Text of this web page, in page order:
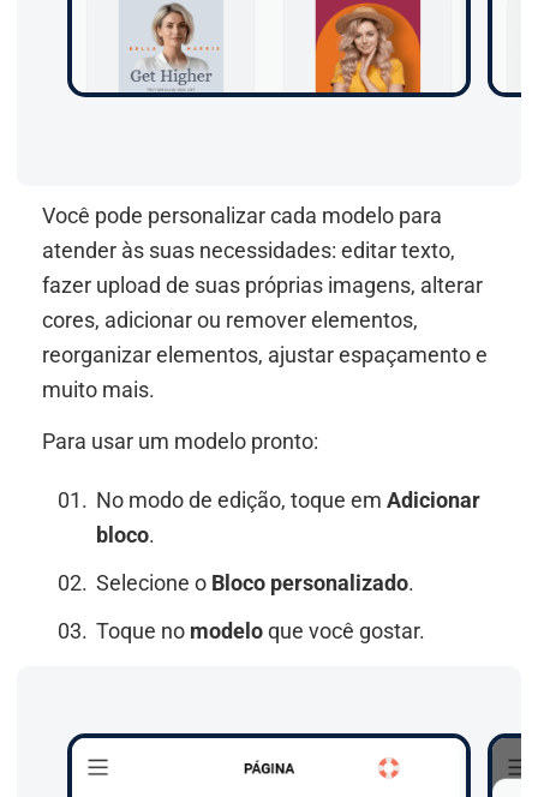
Você pode personalizar cada modelo para
atender às suas necessidades: editar texto,
fazer upload de suas próprias imagens, alterar
cores, adicionar ou remover elementos,
reorganizar elementos, ajustar espaçamento e
muito mais.
Para usar um modelo pronto:
No modo de edição, toque em Adicionar
bloco.
Selecione o Bloco personalizado.
Toque no modeloque você gostar.